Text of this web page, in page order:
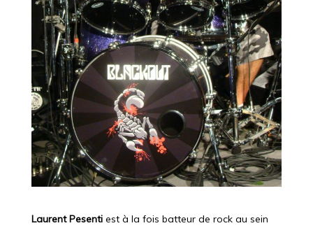
Laurent Pesenti est à la fois batteur de rock au sein